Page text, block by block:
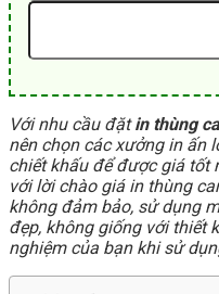
Với nhu cầu đặtin thùng
nên chọn các xưởng in ấn
chiết khấu để được giá tốt
với lời chào giá in thùng
không đảm bảo, sử dụng
đẹp, không giống với thiết
nghiệm của bạn khi sử